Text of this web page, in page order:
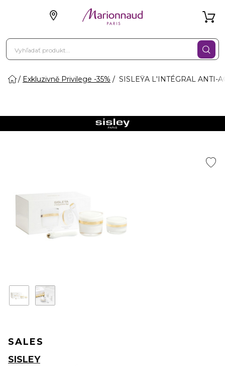
Exkluzivně Privilege -35% SISLEŸA L'INTÉGRAL ANTI-
SALES
SISLEY